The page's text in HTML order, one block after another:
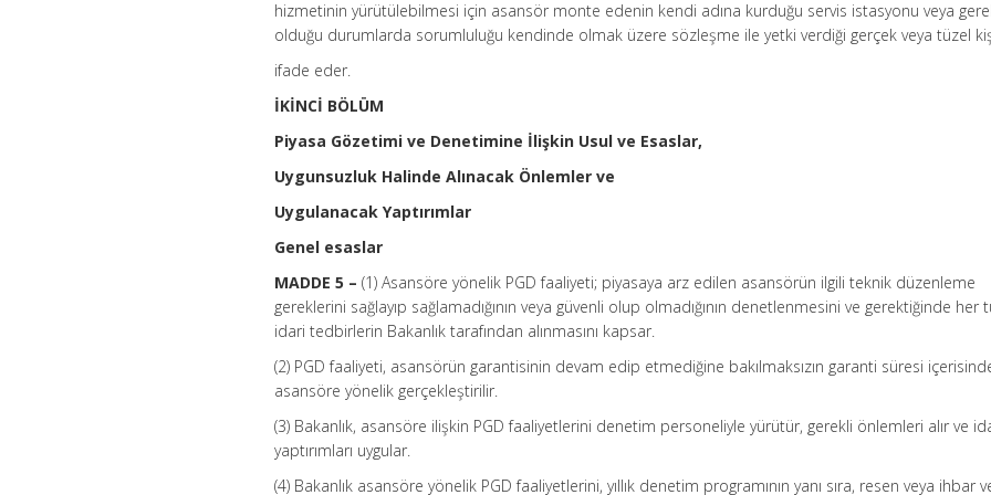
hizmetinin yürütülebilmesi için asansör monte edenin kendi adına kurduğu servis istasyonu veya
olduğu durumlarda sorumluluğu kendinde olmak üzere sözleşme ile yetki verdiği gerçek veya tüzel
ifade eder.
İKİNCİ BÖLÜM
Piyasa Gözetimi ve Denetimine İlişkin Usul ve Esaslar,
Uygunsuzluk Halinde Alınacak Önlemler ve
Uygulanacak Yaptırımlar
Genel esaslar
MADDE 5 –(1) Asansöre yönelik PGD faaliyeti; piyasaya arz edilen asansörün ilgili teknik düzenleme
gereklerini sağlayıp sağlamadığının veya güvenli olup olmadığının denetlenmesini ve gerektiğinde her
idari tedbirlerin Bakanlık tarafından alınmasını kapsar.
(2) PGD faaliyeti, asansörün garantisinin devam edip etmediğine bakılmaksızın garanti süresi
asansöre yönelik gerçekleştirilir.
(3) Bakanlık, asansöre ilişkin PGD faaliyetlerini denetim personeliyle yürütür, gerekli önlemleri alır ve
yaptırımları uygular.
(4) Bakanlık asansöre yönelik PGD faaliyetlerini, yıllık denetim programının yanı sıra, resen veya ihbar